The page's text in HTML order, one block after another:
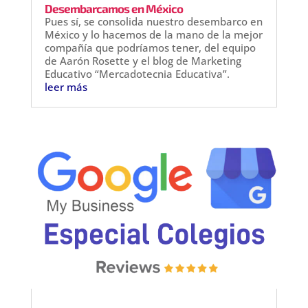
Desembarcamos en México
Pues sí, se consolida nuestro desembarco en
México y lo hacemos de la mano de la mejor
compañía que podríamos tener, del equipo
de Aarón Rosette y el blog de Marketing
Educativo “Mercadotecnia Educativa”.
leer más